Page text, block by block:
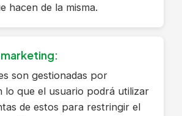
hacen de la misma.
son gestionadas por
lo que el usuario podrá utilizar
de estos para restringir el